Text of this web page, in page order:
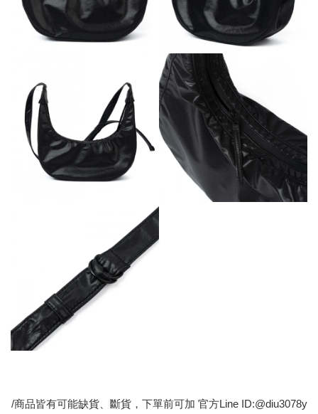
/商品皆有可能缺貨、斷貨，下單前可加 官方Line ID:@diu3078y